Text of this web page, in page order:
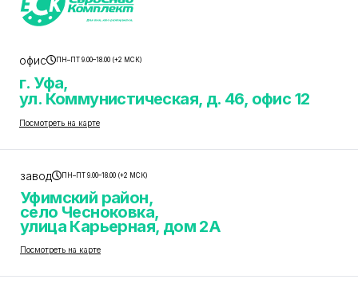
офис ПН–ПТ 9.00–18.00 (+2 МСК)
г. Уфа,
ул. Коммунистическая, д. 46, офис 12
Посмотреть на карте
завод ПН–ПТ 9.00–18.00 (+2 МСК)
Уфимский район,
село Чесноковка,
улица Карьерная, дом 2А
Посмотреть на карте